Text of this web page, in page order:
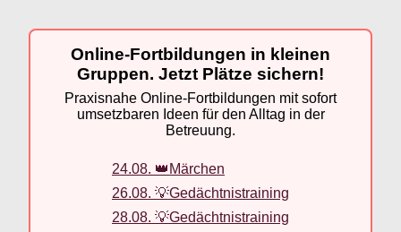
Online-Fortbildungen in kleinen
Gruppen. Jetzt Plätze sichern!
Praxisnahe Online-Fortbildungen mit sofort
umsetzbaren Ideen für den Alltag in der
Betreuung.
24.08. 👑Märchen
26.08. 💡Gedächtnistraining
28.08. 💡Gedächtnistraining